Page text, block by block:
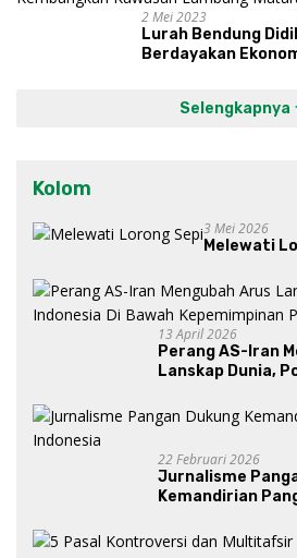
2 Mei 2023
Lurah Bendung
Berdayakan
Selengkapnya
Kolom
3 Mei 2026
Melewati
13 April 2026
Perang AS-Iran
Lanskap Dunia,
Gibran?
22 Februari 2026
Jurnalisme
Kemandirian